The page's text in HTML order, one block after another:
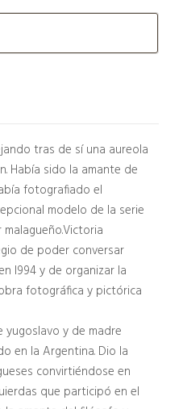
tras de sí una aureola
Había sido la amante de
fotografiado el
modelo de la serie
de poder conversar
l994 y de organizar la
fotográfica y pictórica
y de madre
en la Argentina. Dio la
convirtiéndose en
que participó en el